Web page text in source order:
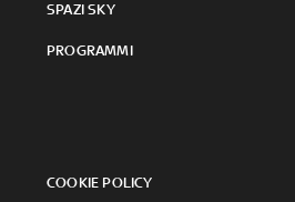
SPAZI SKY
PROGRAMMI
COOKIE POLICY